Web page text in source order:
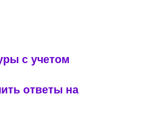
с учетом
ответы на